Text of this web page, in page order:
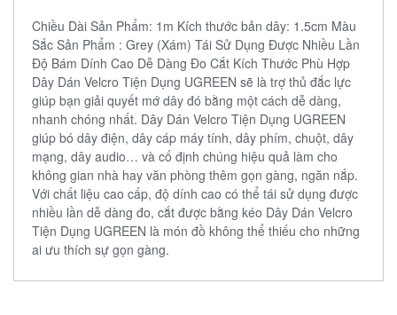
Chiều Dài Sản Phẩm: 1m Kích thước bản dây: 1.5cm Màu
Sắc Sản Phẩm : Grey (Xám) Tái Sử Dụng Được Nhiều Lần
Độ Bám Dính Cao Dễ Dàng Đo Cắt Kích Thước Phù Hợp
Dây Dán Velcro Tiện Dụng UGREEN sẽ là trợ thủ đắc lực
giúp bạn giải quyết mớ dây đó bằng một cách dễ dàng,
nhanh chóng nhất. Dây Dán Velcro Tiện Dụng UGREEN
giúp bó dây điện, dây cáp máy tính, dây phím, chuột, dây
mạng, dây audio… và cố định chúng hiệu quả làm cho
không gian nhà hay văn phòng thêm gọn gàng, ngăn nắp.
Với chất liệu cao cấp, độ dính cao có thể tái sử dụng được
nhiều lần dễ dàng đo, cắt được bằng kéo Dây Dán Velcro
Tiện Dụng UGREEN là món đồ không thể thiếu cho những
ai ưu thích sự gọn gàng.